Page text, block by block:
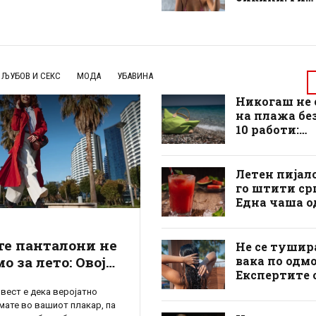
со својата витка
зад […]
ЉУБОВ И СЕКС МОДА УБАВИНА
панталони не
за лето: Овој
жените ги
е дека веројатно
во вашиот плакар, па
Никогаш не
на плажа
10 работи:
забораваат
најважната
и горчливо
за неа
Летен
го штити
Една чаша
придобивки
отколку
мислите
Не се
вака по
Експертите
зачувува